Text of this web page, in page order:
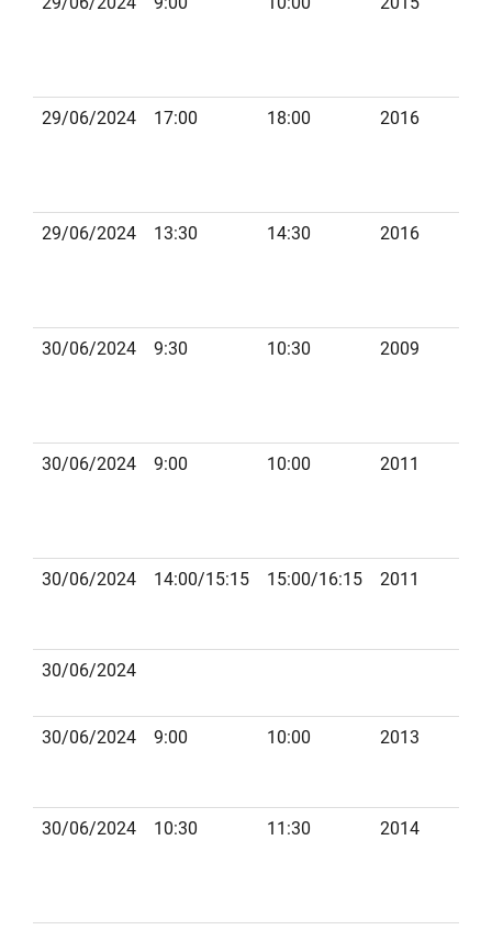
29/06/2024 17:00 18:00 2016
29/06/2024 13:30 14:30 2016
30/06/2024 9:30 10:30 2009
30/06/2024 9:00 10:00 2011
30/06/2024 14:00/15:15 15:00/16:15 2011
30/06/2024
30/06/2024 9:00 10:00 2013
30/06/2024 10:30 11:30 2014